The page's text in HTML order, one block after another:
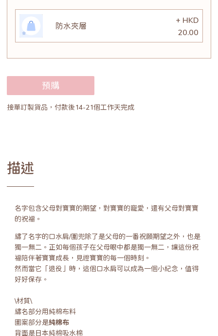
防水夾層
+ HKD
20.00
預購
接單訂製貨品，付款後14-21個工作天完成
描述
名字包含父母對寶寶的期望，對寶寶的寵愛，還有父母對寶寶
的祝福。
繡了名字的口水肩/圍兜除了是父母的一番祝願期望之外，也是
獨一無二。正如每個孩子在父母眼中都是獨一無二，讓這份祝
福陪伴著寶寶成長，見證寶寶的每一個時刻。
然而當它「退役」時，這個口水肩可以成為一個小紀念，值得
好好保存。
\材質\
繡名部分用純棉布料
圖案部分是純棉布
背面是日本純棉吸水棉